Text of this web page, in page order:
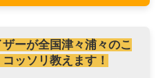
ーが全国津々浦々のこ
ッソリ教えます！